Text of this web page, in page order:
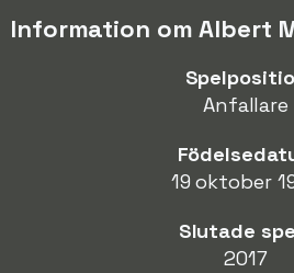
Information om Albert
Anfallare
19 oktober
Slutade
2017